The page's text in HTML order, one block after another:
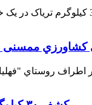
كشاورزي